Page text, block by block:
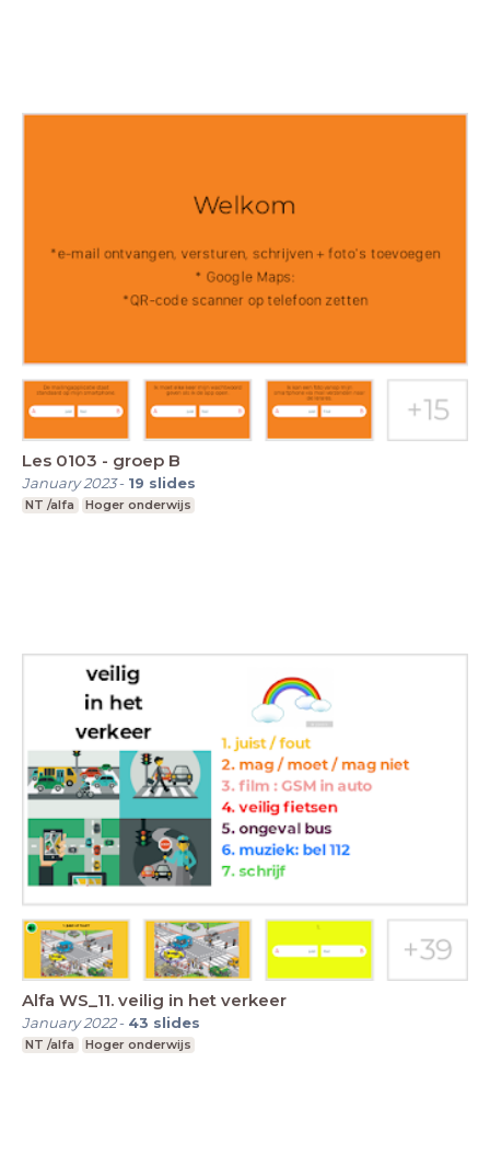
Les 0103 - groep B
January 2023- 19 slides
NT /alfa Hoger onderwijs
Alfa WS_11. veilig in het verkeer
January 2022- 43 slides
NT /alfa Hoger onderwijs